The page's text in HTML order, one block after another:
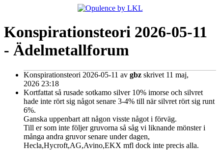
Konspirationsteori 2026-05-11
- Ädelmetallforum
Konspirationsteori 2026-05-11 av gbz skrivet 11 maj,
2026 23:18
Kortfattat så rusade sotkamo silver 10% imorse och silvret
hade inte rört sig något senare 3-4% till när silvret rört sig runt
6%.
Ganska uppenbart att någon visste något i förväg.
Till er som inte följer gruvorna så såg vi liknande mönster i
många andra gruvor senare under dagen,
Hecla,Hycroft,AG,Avino,EKX mfl dock inte precis alla.